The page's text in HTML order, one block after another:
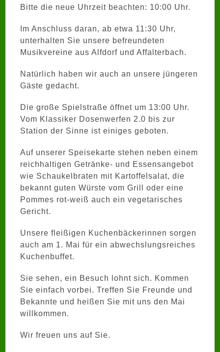
Bitte die neue Uhrzeit beachten: 10:00 Uhr.
Im Anschluss daran, ab etwa 11:30 Uhr,
unterhalten Sie unsere befreundeten
Musikvereine aus Alfdorf und Affalterbach.
Natürlich haben wir auch an unsere jüngeren
Gäste gedacht.
Die große Spielstraße öffnet um 13:00 Uhr.
Vom Klassiker Dosenwerfen 2.0 bis zur
Station der Sinne ist einiges geboten.
Auf unserer Speisekarte stehen neben einem
reichhaltigen Getränke- und Essensangebot
wie Schaukelbraten mit Kartoffelsalat, die
bekannt guten Würste vom Grill oder eine
Pommes rot-weiß auch ein vegetarisches
Gericht.
Unsere fleißigen Kuchenbäckerinnen sorgen
auch am 1. Mai für ein abwechslungsreiches
Kuchenbuffet.
Sie sehen, ein Besuch lohnt sich. Kommen
Sie einfach vorbei. Treffen Sie Freunde und
Bekannte und heißen Sie mit uns den Mai
willkommen.
Wir freuen uns auf Sie.